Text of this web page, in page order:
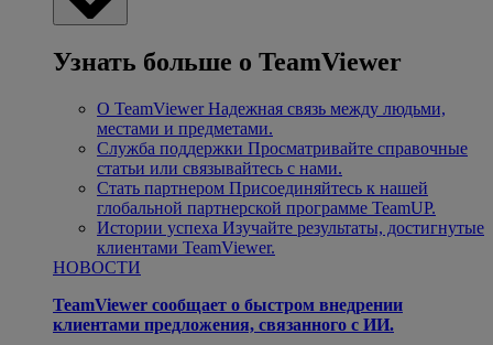
Узнать больше о TeamViewer
О TeamViewer Надежная связь между людьми,
местами и предметами.
Служба поддержки Просматривайте справочные
статьи или связывайтесь с нами.
Стать партнером Присоединяйтесь к нашей
глобальной партнерской программе TeamUP.
Истории успеха Изучайте результаты, достигнутые
клиентами TeamViewer.
НОВОСТИ
TeamViewer сообщает о быстром внедрении
клиентами предложения, связанного с ИИ.